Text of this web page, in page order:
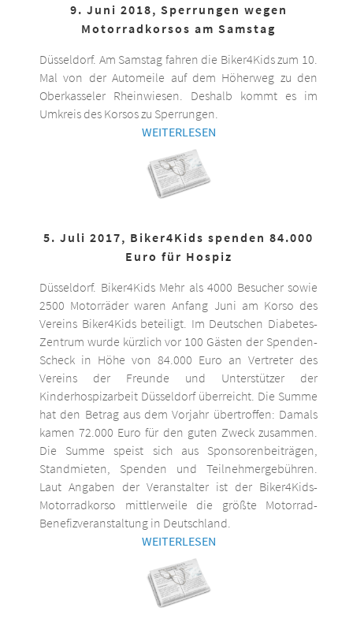
9. Juni 2018, Sperrungen wegen
Motorradkorsos am Samstag
Düsseldorf. Am Samstag fahren die Biker4Kids zum 10.
Mal von der Automeile auf dem Höherweg zu den
Oberkasseler Rheinwiesen. Deshalb kommt es im
Umkreis des Korsos zu Sperrungen.
WEITERLESEN
5. Juli 2017, Biker4Kids spenden 84.000
Euro für Hospiz
Düsseldorf. Biker4Kids Mehr als 4000 Besucher sowie
2500 Motorräder waren Anfang Juni am Korso des
Vereins Biker4Kids beteiligt. Im Deutschen Diabetes-
Zentrum wurde kürzlich vor 100 Gästen der Spenden-
Scheck in Höhe von 84.000 Euro an Vertreter des
Vereins der Freunde und Unterstützer der
Kinderhospizarbeit Düsseldorf überreicht. Die Summe
hat den Betrag aus dem Vorjahr übertroffen: Damals
kamen 72.000 Euro für den guten Zweck zusammen.
Die Summe speist sich aus Sponsorenbeiträgen,
Standmieten, Spenden und Teilnehmergebühren.
Laut Angaben der Veranstalter ist der Biker4Kids-
Motorradkorso mittlerweile die größte Motorrad-
Benefizveranstaltung in Deutschland.
WEITERLESEN